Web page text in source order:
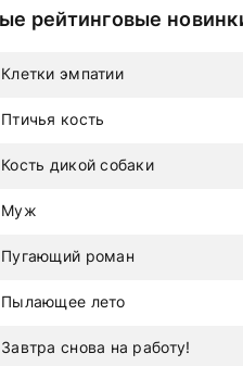
рейтинговые
Завтра снова на работу!
Пылающее лето
Пугающий роман
Муж
Кость дикой собаки
Птичья кость
Клетки эмпатии